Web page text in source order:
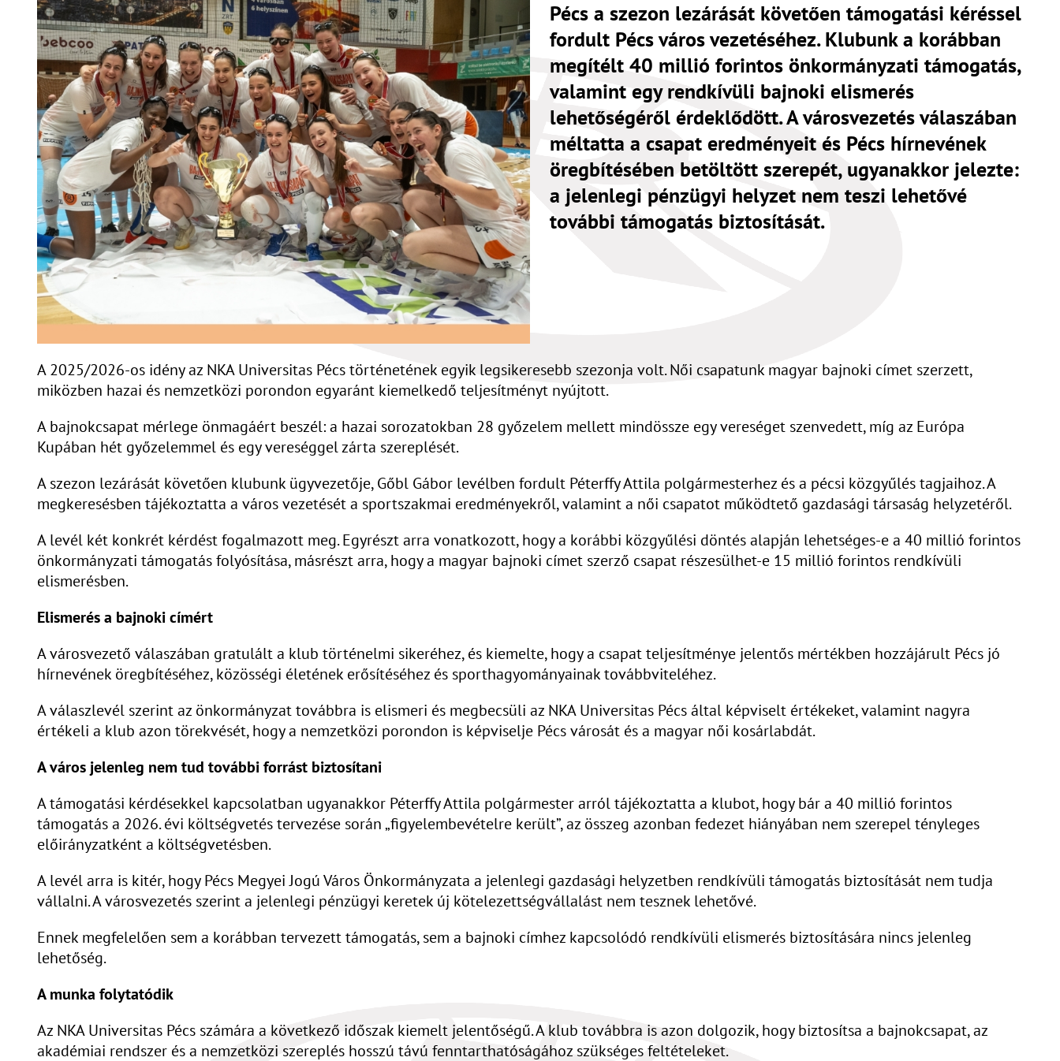
Pécs a szezon lezárását követően támogatási kéréssel
fordult Pécs város vezetéséhez. Klubunk a korábban
megítélt 40 millió forintos önkormányzati támogatás,
valamint egy rendkívüli bajnoki elismerés
lehetőségéről érdeklődött. A városvezetés válaszában
méltatta a csapat eredményeit és Pécs hírnevének
öregbítésében betöltött szerepét, ugyanakkor jelezte:
a jelenlegi pénzügyi helyzet nem teszi lehetővé
további támogatás biztosítását.
A 2025/2026-os idény az NKA Universitas Pécs történetének egyik legsikeresebb szezonja volt. Női csapatunk magyar bajnoki címet szerzett,
miközben hazai és nemzetközi porondon egyaránt kiemelkedő teljesítményt nyújtott.
A bajnokcsapat mérlege önmagáért beszél: a hazai sorozatokban 28 győzelem mellett mindössze egy vereséget szenvedett, míg az Európa
Kupában hét győzelemmel és egy vereséggel zárta szereplését.
A szezon lezárását követően klubunk ügyvezetője, Gőbl Gábor levélben fordult Péterffy Attila polgármesterhez és a pécsi közgyűlés tagjaihoz. A
megkeresésben tájékoztatta a város vezetését a sportszakmai eredményekről, valamint a női csapatot működtető gazdasági társaság helyzetéről.
A levél két konkrét kérdést fogalmazott meg. Egyrészt arra vonatkozott, hogy a korábbi közgyűlési döntés alapján lehetséges-e a 40 millió forintos
önkormányzati támogatás folyósítása, másrészt arra, hogy a magyar bajnoki címet szerző csapat részesülhet-e 15 millió forintos rendkívüli
elismerésben.
Elismerés a bajnoki címért
A városvezető válaszában gratulált a klub történelmi sikeréhez, és kiemelte, hogy a csapat teljesítménye jelentős mértékben hozzájárult Pécs jó
hírnevének öregbítéséhez, közösségi életének erősítéséhez és sporthagyományainak továbbviteléhez.
A válaszlevél szerint az önkormányzat továbbra is elismeri és megbecsüli az NKA Universitas Pécs által képviselt értékeket, valamint nagyra
értékeli a klub azon törekvését, hogy a nemzetközi porondon is képviselje Pécs városát és a magyar női kosárlabdát.
A város jelenleg nem tud további forrást biztosítani
A támogatási kérdésekkel kapcsolatban ugyanakkor Péterffy Attila polgármester arról tájékoztatta a klubot, hogy bár a 40 millió forintos
támogatás a 2026. évi költségvetés tervezése során „figyelembevételre került”, az összeg azonban fedezet hiányában nem szerepel tényleges
előirányzatként a költségvetésben.
A levél arra is kitér, hogy Pécs Megyei Jogú Város Önkormányzata a jelenlegi gazdasági helyzetben rendkívüli támogatás biztosítását nem tudja
vállalni. A városvezetés szerint a jelenlegi pénzügyi keretek új kötelezettségvállalást nem tesznek lehetővé.
Ennek megfelelően sem a korábban tervezett támogatás, sem a bajnoki címhez kapcsolódó rendkívüli elismerés biztosítására nincs jelenleg
lehetőség.
A munka folytatódik
Az NKA Universitas Pécs számára a következő időszak kiemelt jelentőségű. A klub továbbra is azon dolgozik, hogy biztosítsa a bajnokcsapat, az
akadémiai rendszer és a nemzetközi szereplés hosszú távú fenntarthatóságához szükséges feltételeket.